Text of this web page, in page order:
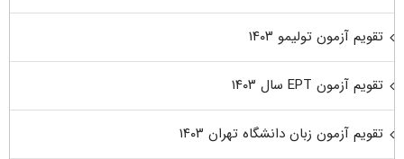
تقویم آزمون تولیمو ۱۴۰۳
تقویم آزمون EPT سال ۱۴۰۳
تقویم آزمون زبان دانشگاه تهران ۱۴۰۳